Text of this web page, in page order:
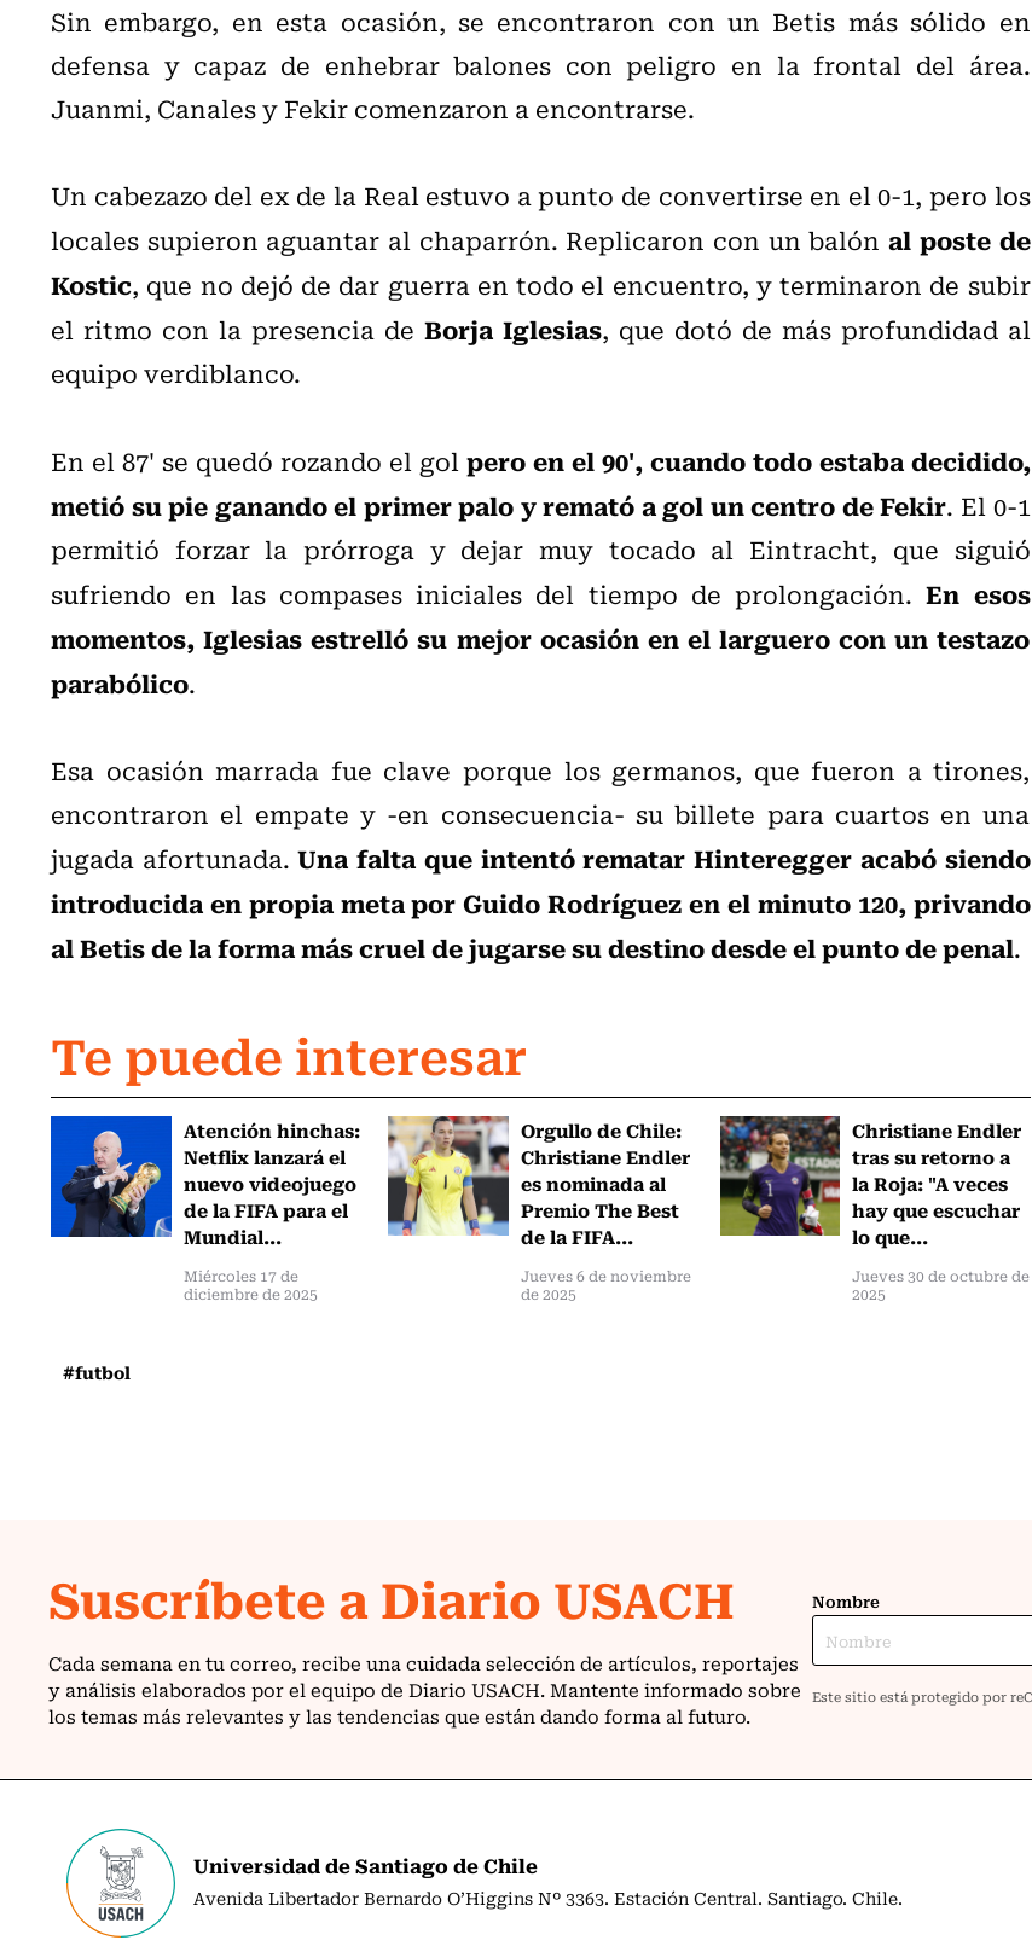
Sin embargo, en esta ocasión, se encontraron con un Betis más sólido en
defensa y capaz de enhebrar balones con peligro en la frontal del área.
Juanmi, Canales y Fekir comenzaron a encontrarse.
Un cabezazo del ex de la Real estuvo a punto de convertirse en el 0-1, pero los
locales supieron aguantar al chaparrón. Replicaron con un balónal poste de
Kostic, que no dejó de dar guerra en todo el encuentro, y terminaron de subir
el ritmo con la presencia de Borja Iglesias, que dotó de más profundidad al
equipo verdiblanco.
En el 87' se quedó rozando el golpero en el 90', cuando todo estaba decidido,
metió su pie ganando el primer palo y remató a gol un centro de Fekir. El 0-1
permitió forzar la prórroga y dejar muy tocado al Eintracht, que siguió
sufriendo en las compases iniciales del tiempo de prolongación.En esos
momentos, Iglesias estrelló su mejor ocasión en el larguero con un testazo
parabólico.
Esa ocasión marrada fue clave porque los germanos, que fueron a tirones,
encontraron el empate y -en consecuencia- su billete para cuartos en una
jugada afortunada.Una falta que intentó rematar Hinteregger acabó siendo
introducida en propia meta por Guido Rodríguez en el minuto 120, privando
al Betis de la forma más cruel de jugarse su destino desde el punto de penal.
Te puede interesar
Atención hinchas:
Netflix lanzará el
nuevo videojuego
de la FIFA para el
Mundial...
Miércoles 17 de
diciembre de 2025
Orgullo de Chile:
Christiane Endler
es nominada al
Premio The Best
de la FIFA...
Jueves 6 de noviembre
de 2025
Christiane Endler
tras su retorno a
la Roja: "A veces
hay que escuchar
lo que...
Jueves 30 de octubre de
2025
#futbol
Universidad de Santiago de Chile
Avenida Libertador Bernardo O’Higgins Nº 3363. Estación Central. Santiago. Chile.